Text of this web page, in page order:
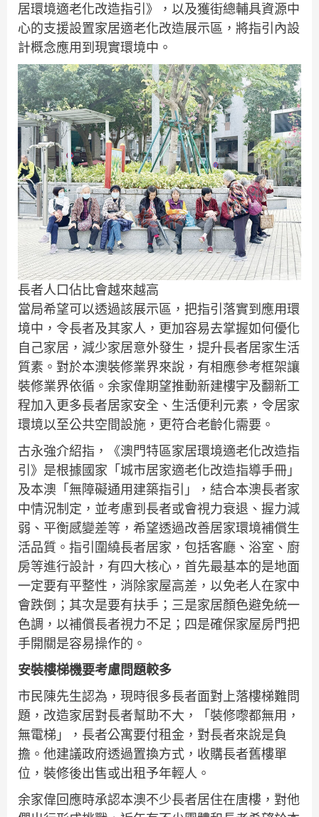
居環境適老化改造指引》，以及獲街總輔具資源中
心的支援設置家居適老化改造展示區，將指引內設
計概念應用到現實環境中。
長者人口佔比會越來越高
當局希望可以透過該展示區，把指引落實到應用環
境中，令長者及其家人，更加容易去掌握如何優化
自己家居，減少家居意外發生，提升長者居家生活
質素。對於本澳裝修業界來說，有相應參考框架讓
裝修業界依循。余家偉期望推動新建樓宇及翻新工
程加入更多長者居家安全、生活便利元素，令居家
環境以至公共空間設施，更符合老齡化需要。
古永強介紹指，《澳門特區家居環境適老化改造指
引》是根據國家「城市居家適老化改造指導手冊」
及本澳「無障礙通用建築指引」，結合本澳長者家
中情況制定，並考慮到長者或會視力衰退、握力減
弱、平衡感變差等，希望透過改善居家環境補償生
活品質。指引圍繞長者居家，包括客廳、浴室、廚
房等進行設計，有四大核心，首先最基本的是地面
一定要有平整性，消除家屋高差，以免老人在家中
會跌倒；其次是要有扶手；三是家居顏色避免統一
色調，以補償長者視力不足；四是確保家屋房門把
手開關是容易操作的。
安裝樓梯機要考慮問題較多
市民陳先生認為，現時很多長者面對上落樓梯難問
題，改造家居對長者幫助不大，「裝修嚟都無用，
無電梯」，長者公寓要付租金，對長者來說是負
擔。他建議政府透過置換方式，收購長者舊樓單
位，裝修後出售或出租予年輕人。
余家偉回應時承認本澳不少長者居住在唐樓，對他